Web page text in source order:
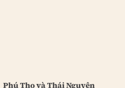
Phú Thọ và Thái Nguyên